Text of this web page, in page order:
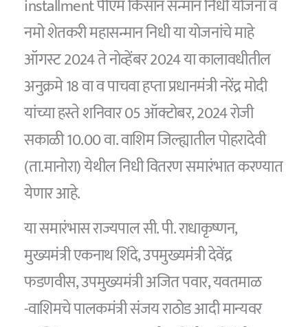
installment पीएम किसान सन्मान निधी योजना व
नमो शेतकरी महासन्मान निधी या योजनांचे माहे
ऑगस्ट 2024 ते नोव्हेंबर 2024 या कालावधीतील
अनुक्रमे 18 वा व पाचवा हप्ता प्रधानमंत्री नरेंद्र मोदी
यांच्या हस्ते शनिवार 05 ऑक्टोबर, 2024 रोजी
सकाळी 10.00 वा. वाशिम जिल्ह्यातील पोहरादेवी
(ता.मानोरा) येथील निधी वितरण समारंभात करण्यात
येणार आहे.
या समारंभास राज्यपाल सी. पी. राधाकृष्णन,
मुख्यमंत्री एकनाथ शिंदे, उपमुख्यमंत्री देवेंद्र
फडणवीस, उपमुख्यमंत्री अजित पवार, यवतमाळ
-वाशिमचे पालकमंत्री संजय राठोड आदी मान्यवर